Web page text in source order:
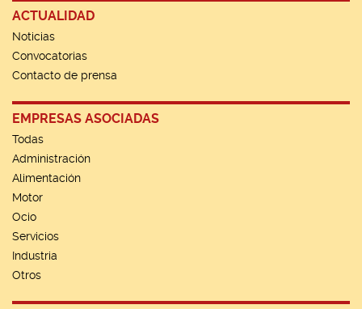
ACTUALIDAD
Noticias
Convocatorias
Contacto de prensa
EMPRESAS ASOCIADAS
Todas
Administración
Alimentación
Motor
Ocio
Servicios
Industria
Otros